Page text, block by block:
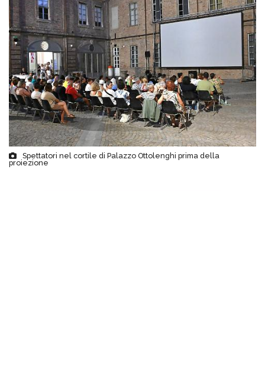
Spettatori nel cortile di Palazzo Ottolenghi prima della
proiezione